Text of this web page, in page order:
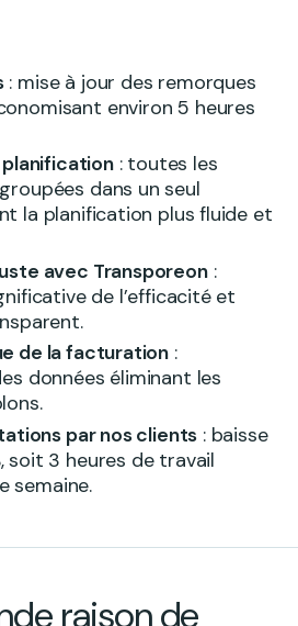
: mise à jour des remorques
environ 5 heures
: toutes les
dans un seul
la planification plus fluide et
avec Transporeon:
de l’efficacité et
de la facturation :
données éliminant les
par nos clients : baisse
soit 3 heures de travail
semaine.
raison de